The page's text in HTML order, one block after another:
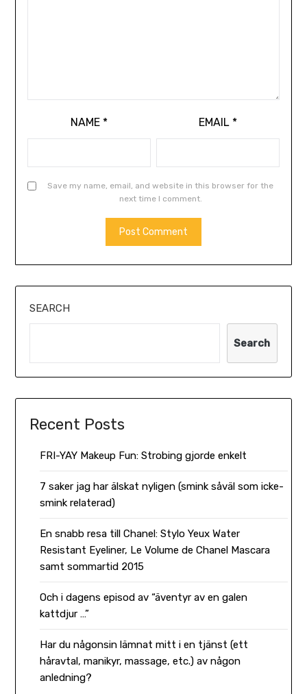
NAME * EMAIL *
Save my name, email, and website in this browser for the
next time I comment.
SEARCH
Search
Recent Posts
FRI-YAY Makeup Fun: Strobing gjorde enkelt
7 saker jag har älskat nyligen (smink såväl som icke-
smink relaterad)
En snabb resa till Chanel: Stylo Yeux Water
Resistant Eyeliner, Le Volume de Chanel Mascara
samt sommartid 2015
Och i dagens episod av “äventyr av en galen
kattdjur …”
Har du någonsin lämnat mitt i en tjänst (ett
håravtal, manikyr, massage, etc.) av någon
anledning?